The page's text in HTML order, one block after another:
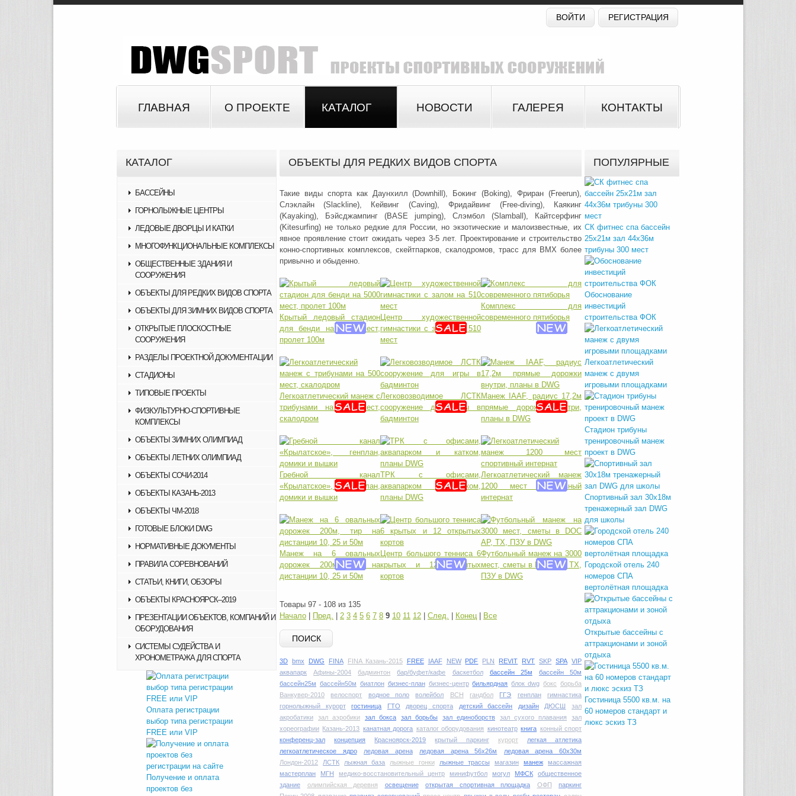
ВОЙТИ РЕГИСТРАЦИЯ
ГЛАВНАЯ О ПРОЕКТЕ КАТАЛОГ НОВОСТИ ГАЛЕРЕЯ КОНТАКТЫ
КАТАЛОГ
БАССЕЙНЫ
ГОРНОЛЫЖНЫЕ ЦЕНТРЫ
ЛЕДОВЫЕ ДВОРЦЫ И КАТКИ
МНОГОФУНКЦИОНАЛЬНЫЕ КОМПЛЕКСЫ
ОБЩЕСТВЕННЫЕ ЗДАНИЯ И
СООРУЖЕНИЯ
ОБЪЕКТЫ ДЛЯ РЕДКИХ ВИДОВ СПОРТА
ОБЪЕКТЫ ДЛЯ ЗИМНИХ ВИДОВ СПОРТА
ОТКРЫТЫЕ ПЛОСКОСТНЫЕ
СООРУЖЕНИЯ
РАЗДЕЛЫ ПРОЕКТНОЙ ДОКУМЕНТАЦИИ
СТАДИОНЫ
ТИПОВЫЕ ПРОЕКТЫ
ФИЗКУЛЬТУРНО-СПОРТИВНЫЕ
КОМПЛЕКСЫ
ОБЪЕКТЫ ЗИМНИХ ОЛИМПИАД
ОБЪЕКТЫ ЛЕТНИХ ОЛИМПИАД
ОБЪЕКТЫ СОЧИ-2014
ОБЪЕКТЫ КАЗАНЬ-2013
ОБЪЕКТЫ ЧМ-2018
ГОТОВЫЕ БЛОКИ DWG
НОРМАТИВНЫЕ ДОКУМЕНТЫ
ПРАВИЛА СОРЕВНОВАНИЙ
СТАТЬИ, КНИГИ, ОБЗОРЫ
ОБЪЕКТЫ КРАСНОЯРСК–2019
ПРЕЗЕНТАЦИИ ОБЪЕКТОВ, КОМПАНИЙ И
ОБОРУДОВАНИЯ
СИСТЕМЫ СУДЕЙСТВА И
ХРОНОМЕТРАЖА ДЛЯ СПОРТА
Оплата регистрации
выбор типа регистрации
FREE или VIP
Получение и оплата
проектов без
ОБЪЕКТЫ ДЛЯ РЕДКИХ ВИДОВ СПОРТА
Такие виды спорта как Даунхилл (Downhill), Бокинг (Boking), Фриран (Freerun),
Слэклайн (Slackline), Кейвинг (Caving), Фридайвинг (Free-diving), Каякинг
(Kayaking), Бэйсджампинг (BASE jumping), Слэмбол (Slamball), Кайтсерфинг
(Kitesurfing) не только редкие для России, но экзотические и малоизвестные, их
явное проявление стоит ожидать через 3-5 лет. Проектирование и строительство
конно-спортивных комплексов, скейтпарков, скалодромов, трасс для BMX более
привычно и обыденно.
Крытый ледовый стадион
для бенди на 5000 мест,
пролет 100м
Центр художественной
гимнастики с залом на 510
мест
Комплекс для
современного пятиборья
Легкоатлетический манеж с
трибунами на 500 мест,
скалодром
Легковозводимое ЛСТК
сооружение для игры в
бадминтон
Манеж IAAF, радиус 17,2м
прямые дорожки внутри,
планы в DWG
Гребной канал
«Крылатское», генплан,
домики и вышки
ТРК с офисами,
аквапарком и катком,
планы DWG
Легкоатлетический манеж
1200 мест спортивный
интернат
Манеж на 6 овальных
дорожек 200м, тир на
дистанции 10, 25 и 50м
Центр большого тенниса 6
крытых и 12 открытых
кортов
Футбольный манеж на 3000
мест, сметы в DOC АР, ТХ,
ПЗУ в DWG
Товары 97 - 108 из 135
Начало
Пред. 2 3 4 5 6 7 8 9 10 11 12 След. Конец Все
ПОИСК
3D bmx DWG FINA FINA Казань-2015 FREE IAAF NEW PDF PLN REVIT RVT SKP SPA VIP
аквапарк
Афины-2004 бадминтон бар/буфет/кафе баскетбол бассейн 25м
бассейн 50м
бассейн25м бассейн50м биатлон бизнес-план бизнес-центр бильярдная блок dwg бокс
борьба
Ванкувер-2010
велоспорт водное поло волейбол ВСН гандбол ГГЭ генплан
гимнастика
горнолыжный курорт
гостиница ГТО дворец спорта детский бассейн дизайн ДЮСШ
зал
акробатики
зал аэробики зал бокса зал борьбы зал единоборств зал сухого плавания
зал
хореографии Казань-2013 канатная дорога каталог оборудования кинотеатр книга конный спорт
конференц-зал
концепция Красноярск-2019 крытый паркинг курорт
легкая атлетика
легкоатлетическое ядро
ледовая арена ледовая арена 56х26м
ледовая арена 60х30м
Лондон-2012
ЛСТК лыжная база лыжные гонки лыжные трассы магазин манеж
массажная
мастерплан
МГН медико-восстановительный центр минифутбол могул МФСК
общественное
здание
олимпийская деревня освещение открытая спортивная площадка ОФП
паркинг
ПОПУЛЯРНЫЕ
СК фитнес спа бассейн
25х21м зал 44х36м
трибуны 300 мест
Обоснование
инвестиций
строительства ФОК
Легкоатлетический
манеж с двумя
игровыми площадками
Стадион трибуны
тренировочный манеж
проект в DWG
Спортивный зал 30х18м
тренажерный зал DWG
для школы
Городской отель 240
номеров СПА
вертолётная площадка
Открытые бассейны с
аттракционами и зоной
отдыха
Гостиница 5500 кв.м. на
60 номеров стандарт и
люкс эскиз ТЗ